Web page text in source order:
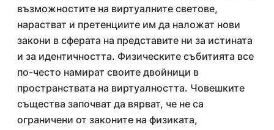
възможностите на виртуалните светове,
нарастват и претенциите им да наложат нови
закони в сферата на представите ни за истината
и за идентичността. Физическите събитията все
по-често намират своите двойници в
пространствата на виртуалността. Човешките
същества започват да вярват, че не са
ограничени от законите на физиката,